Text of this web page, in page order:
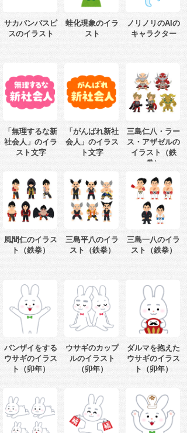
サカバンバスピ
スのイラスト
蛙化現象のイラ
スト
ノリノリのAIの
キャラクター
「無理するな新
社会人」のイラ
スト文字
「がんばれ新社
会人」のイラス
ト文字
三島仁八・ラー
ス・アザゼルの
イラスト（鉄
拳）
風間仁のイラス
ト（鉄拳）
三島平八のイラ
スト（鉄拳）
三島一八のイラ
スト（鉄拳）
バンザイをする
ウサギのイラス
ト（卯年）
ウサギのカップ
ルのイラスト
（卯年）
ダルマを抱えた
ウサギのイラス
ト（卯年）